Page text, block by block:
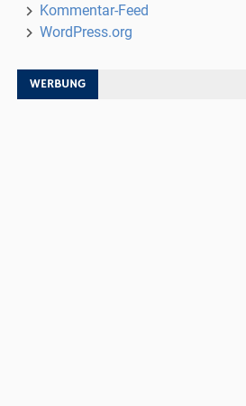
Kommentar-Feed
WordPress.org
WERBUNG